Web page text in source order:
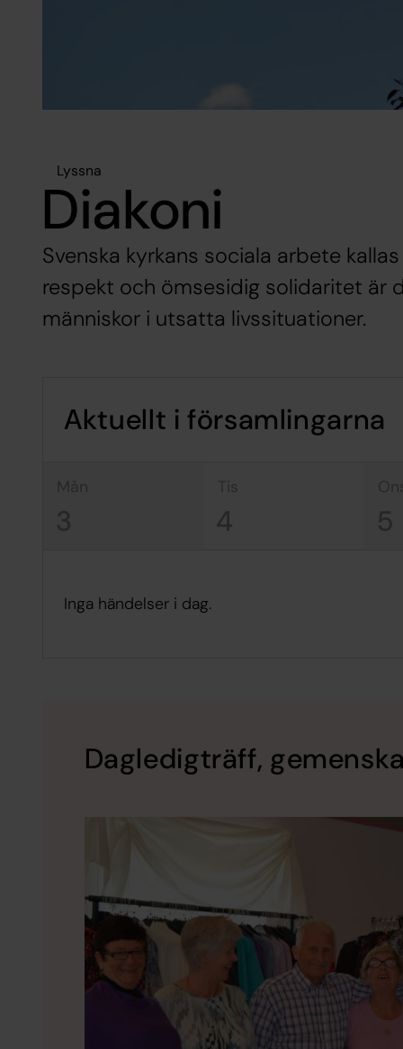
Lyssna
Diakoni
Svenska kyrkans sociala arbete
respekt och ömsesidig solidaritet är
människor i utsatta livssituationer.
Aktuellt i församlingarna
tis
4
Inga händelser i dag.
Dagledigträff,